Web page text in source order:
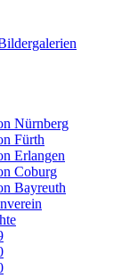
Nürnberg
Fürth
Erlangen
Coburg
Bayreuth